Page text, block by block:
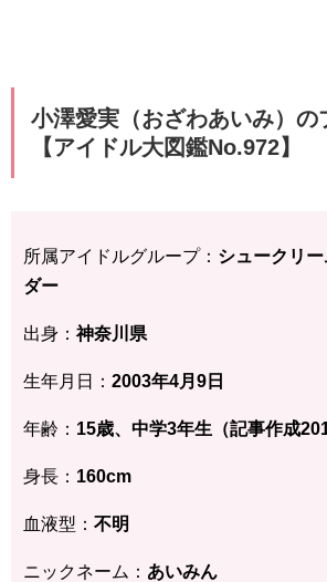
小澤愛実（おざわあいみ）の
【アイドル大図鑑No.972】
所属アイドルグループ： シュークリ
ダー
出身：神奈川県
生年月日： 2003年4月9日
年齢： 15歳、中学3年生（記事作成
身長： 160cm
血液型： 不明
ニックネーム： あいみん